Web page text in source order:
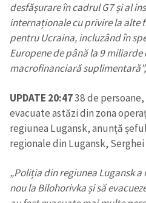
desfășurare în cadrul G7 și al
internaționale cu privire la alte
pentru Ucraina, incluzând în
Europene de până la 9
macrofinanciară suplimentară”,
UPDATE 20:4738 de
evacuate astăzi din zona
regiunea Lugansk, anunță
regionale din Lugansk, Serghei
„Poliția din regiunea Lugansk
nou la Bilohorivka și să